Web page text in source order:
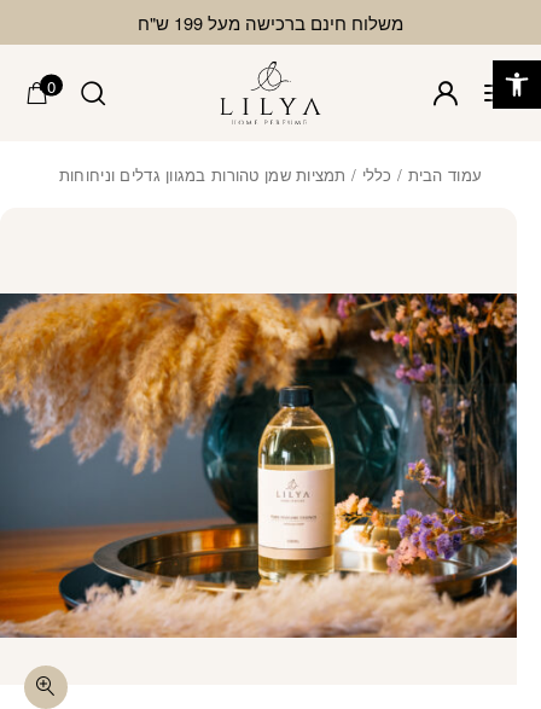
משלוח חינם ברכישה מעל 199 ש"ח
0
עמוד הבית / כללי / תמציות שמן טהורות במגוון גדלים וניחוחות
פתח סרגל נגישות